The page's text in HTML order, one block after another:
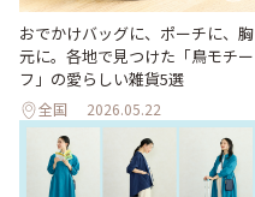
おでかけバッグに、ポーチに、胸
元に。各地で見つけた「鳥モチー
フ」の愛らしい雑貨5選
全国 2026.05.22